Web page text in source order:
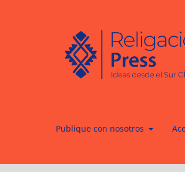
Publique con nosotros